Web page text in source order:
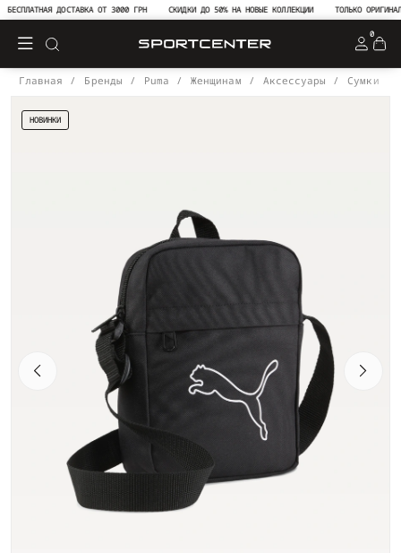
ДОСТАВКА ОТ 3000 ГРН СКИДКИ ДО 50% НА НОВЫЕ КОЛЛЕКЦИИ ТОЛЬКО
0
Главная Бренды Puma Женщинам Аксессуары Сумки
НОВИНКИ